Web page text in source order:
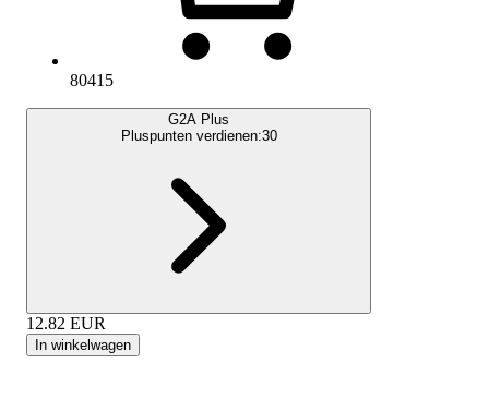
80415
G2A Plus
Pluspunten verdienen:30
12.82 EUR
In winkelwagen